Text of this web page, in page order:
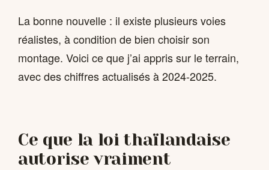
La bonne nouvelle : il existe plusieurs voies
réalistes, à condition de bien choisir son
montage. Voici ce que j’ai appris sur le terrain,
avec des chiffres actualisés à 2024-2025.
Ce que la loi thaïlandaise
autorise vraiment